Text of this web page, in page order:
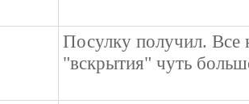
Посулку получил. Все
"вскрытия" чуть